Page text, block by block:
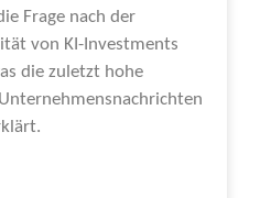
Frage nach der
von KI-Investments
die zuletzt hohe